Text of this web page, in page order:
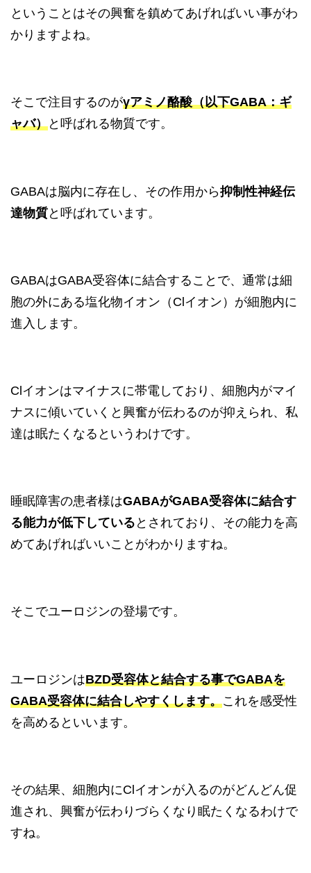
ということはその興奮を鎮めてあげればいい事がわ
かりますよね。
そこで注目するのがγアミノ酪酸（以下GABA：ギ
ャバ）と呼ばれる物質です。
GABAは脳内に存在し、その作用から抑制性神経伝
達物質と呼ばれています。
GABAはGABA受容体に結合することで、通常は細
胞の外にある塩化物イオン（Clイオン）が細胞内に
進入します。
Clイオンはマイナスに帯電しており、細胞内がマイ
ナスに傾いていくと興奮が伝わるのが抑えられ、私
達は眠たくなるというわけです。
睡眠障害の患者様はGABAがGABA受容体に結合す
る能力が低下している とされており、その能力を高
めてあげればいいことがわかりますね。
そこでユーロジンの登場です。
ユーロジンはBZD受容体と結合する事でGABAを
GABA受容体に結合しやすくします。これを感受性
を高めるといいます。
その結果、細胞内にClイオンが入るのがどんどん促
進され、興奮が伝わりづらくなり眠たくなるわけで
すね。